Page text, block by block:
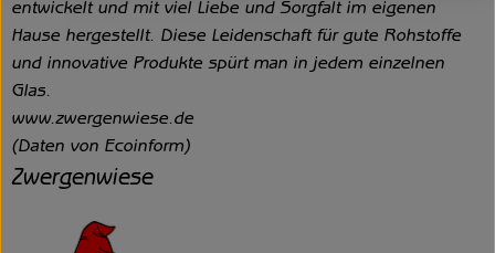
entwickelt und mit viel Liebe und Sorgfalt im eigenen
Hause hergestellt. Diese Leidenschaft für gute Rohstoffe
und innovative Produkte spürt man in jedem einzelnen
Glas.
www.zwergenwiese.de
(Daten von Ecoinform)
Zwergenwiese